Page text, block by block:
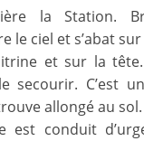
la Station.
le ciel et s’abat
et sur la tête.
secourir. C’est
allongé au
est conduit